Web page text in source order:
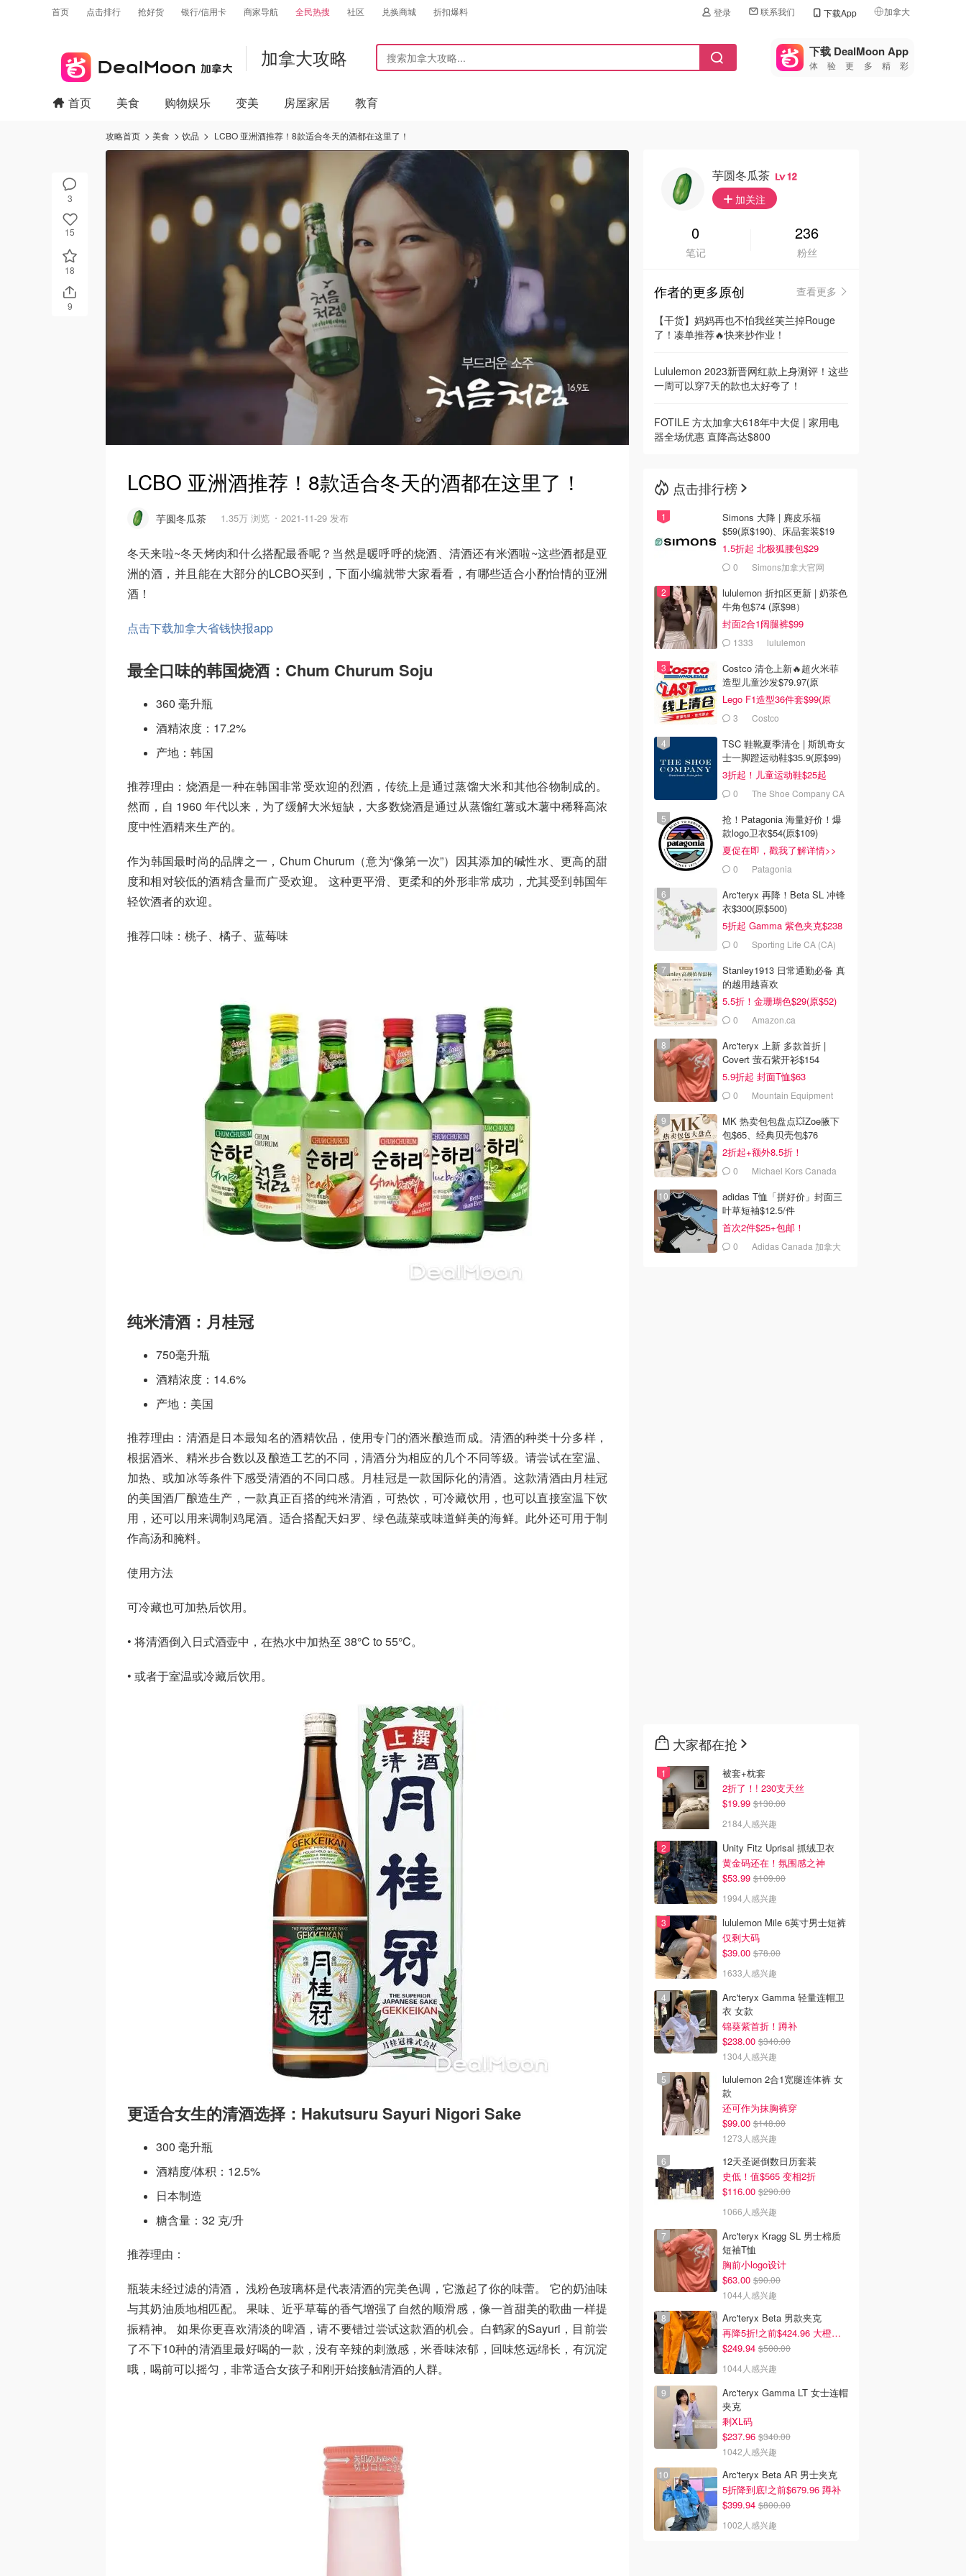
首页 点击排行 抢好货 银行/信用卡 商家导航 全民热搜 社区 兑换商城 折扣爆料 登录 联系我们 下载App 加拿大
🇺🇸
美国
🇨🇳中国
🇮🇹
🇦🇺
🇳🇿新西兰
加拿大攻略 下载 DealMoon App
体验更多精彩
3
15
18
9
首页 美食 购物娱乐 变美 房屋家居 教育
攻略首页 美食 饮品 LCBO 亚洲酒推荐！8款适合冬天的酒都在这里了！
LCBO 亚洲酒推荐！8款适合冬天的酒都在这里了！
芋圆冬瓜茶 1.35万 浏览 2021-11-29 发布
冬天来啦~冬天烤肉和什么搭配最香呢？当然是暖呼呼的烧酒、清酒还有米酒啦~这些酒都是亚
洲的酒，并且能在大部分的LCBO买到，下面小编就带大家看看，有哪些适合小酌怡情的亚洲
酒！
点击下载加拿大省钱快报app
最全口味的韩国烧酒：Chum Churum Soju
360 毫升瓶
酒精浓度：17.2%
产地：韩国
推荐理由：烧酒是一种在韩国非常受欢迎的烈酒，传统上是通过蒸馏大米和其他谷物制成的。
然而，自 1960 年代以来，为了缓解大米短缺，大多数烧酒是通过从蒸馏红薯或木薯中稀释高浓
度中性酒精来生产的。
作为韩国最时尚的品牌之一，Chum Churum（意为“像第一次”）因其添加的碱性水、更高的甜
度和相对较低的酒精含量而广受欢迎。 这种更平滑、更柔和的外形非常成功，尤其受到韩国年
轻饮酒者的欢迎。
推荐口味：桃子、橘子、蓝莓味
纯米清酒：月桂冠
750毫升瓶
酒精浓度：14.6%
产地：美国
推荐理由：清酒是日本最知名的酒精饮品，使用专门的酒米酿造而成。清酒的种类十分多样，
根据酒米、精米步合数以及酿造工艺的不同，清酒分为相应的几个不同等级。请尝试在室温、
加热、或加冰等条件下感受清酒的不同口感。月桂冠是一款国际化的清酒。这款清酒由月桂冠
的美国酒厂酿造生产，一款真正百搭的纯米清酒，可热饮，可冷藏饮用，也可以直接室温下饮
用，还可以用来调制鸡尾酒。适合搭配天妇罗、绿色蔬菜或味道鲜美的海鲜。此外还可用于制
作高汤和腌料。
使用方法
可冷藏也可加热后饮用。
• 将清酒倒入日式酒壶中，在热水中加热至 38°C to 55°C。
• 或者于室温或冷藏后饮用。
更适合女生的清酒选择：Hakutsuru Sayuri Nigori Sake
300 毫升瓶
酒精度/体积：12.5%
日本制造
糖含量：32 克/升
推荐理由：
瓶装未经过滤的清酒， 浅粉色玻璃杯是代表清酒的完美色调，它激起了你的味蕾。 它的奶油味
与其奶油质地相匹配。 果味、近乎草莓的香气增强了自然的顺滑感，像一首甜美的歌曲一样提
振精神。 如果你更喜欢清淡的啤酒，请不要错过尝试这款酒的机会。白鹤家的Sayuri，目前尝
了不下10种的清酒里最好喝的一款，没有辛辣的刺激感，米香味浓郁，回味悠远绵长，有沉淀
哦，喝前可以摇匀，非常适合女孩子和刚开始接触清酒的人群。
芋圆冬瓜茶 12
加关注
0
笔记
236
粉丝
作者的更多原创
查看更多
【干货】妈妈再也不怕我丝芙兰掉Rouge
了！凑单推荐🔥快来抄作业！
Lululemon 2023新晋网红款上身测评！这些
一周可以穿7天的款也太好夸了！
FOTILE 方太加拿大618年中大促 | 家用电
器全场优惠 直降高达$800
点击排行榜
Simons 大降 | 麂皮乐福
$59(原$190)、床品套装$19
1.5折起 北极狐腰包$29
0 Simons加拿大官网
lululemon 折扣区更新 | 奶茶色
牛角包$74 (原$98）
封面2合1阔腿裤$99
1333 lululemon
Costco 清仓上新🔥超火米菲
造型儿童沙发$79.97(原
$129.99)
Lego F1造型36件套$99(原
$159)
3 Costco
TSC 鞋靴夏季清仓 | 斯凯奇女
士一脚蹬运动鞋$35.9(原$99)
3折起！儿童运动鞋$25起
0
The Shoe Company CA
抢！Patagonia 海量好价！爆
款logo卫衣$54(原$109)
夏促在即，戳我了解详情>>
0 Patagonia
Arc'teryx 再降！Beta SL 冲锋
衣$300(原$500)
5折起 Gamma 紫色夹克$238
0 Sporting Life CA (CA)
Stanley1913 日常通勤必备 真
的越用越喜欢
5.5折！金珊瑚色$29(原$52)
0 Amazon.ca
Arc'teryx 上新 多款首折 |
Covert 萤石紫开衫$154
5.9折起 封面T恤$63
0
Mountain Equipment
MK 热卖包包盘点💥Zoe腋下
包$65、经典贝壳包$76
2折起+额外8.5折！
0 Michael Kors Canada
adidas T恤「拼好价」封面三
叶草短袖$12.5/件
首次2件$25+包邮！
0
Adidas Canada 加拿大
大家都在抢
被套+枕套
2折了！! 230支天丝
$19.99 $130.00
2184人感兴趣
Unity Fitz Uprisal 抓绒卫衣
黄金码还在！氛围感之神
$53.99 $109.00
1994人感兴趣
lululemon Mile 6英寸男士短裤
仅剩大码
$39.00 $78.00
1633人感兴趣
Arc'teryx Gamma 轻量连帽卫
衣 女款
锦葵紫首折！蹲补
$238.00 $340.00
1304人感兴趣
lululemon 2合1宽腿连体裤 女
款
还可作为抹胸裤穿
$99.00 $148.00
1273人感兴趣
12天圣诞倒数日历套装
史低！值$565 变相2折
$116.00 $290.00
1066人感兴趣
Arc'teryx Kragg SL 男士棉质
短袖T恤
胸前小logo设计
$63.00 $90.00
1044人感兴趣
Arc'teryx Beta 男款夹克
再降5折!之前$424.96 大橙子好显白 蹲补
$249.94 $500.00
1044人感兴趣
Arc'teryx Gamma LT 女士连帽
夹克
剩XL码
$237.96 $340.00
1042人感兴趣
Arc'teryx Beta AR 男士夹克
5折降到底!之前$679.96 蹲补
$399.94 $800.00
1002人感兴趣